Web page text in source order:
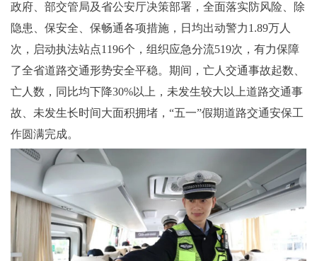
政府、部交管局及省公安厅决策部署，全面落实防风险、除
隐患、保安全、保畅通各项措施，日均出动警力1.89万人
次，启动执法站点1196个，组织应急分流519次，有力保障
了全省道路交通形势安全平稳。期间，亡人交通事故起数、
亡人数，同比均下降30%以上，未发生较大以上道路交通事
故、未发生长时间大面积拥堵，“五一”假期道路交通安保工
作圆满完成。